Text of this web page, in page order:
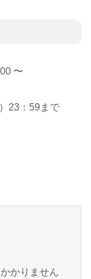
〜
23：59まで
かりません